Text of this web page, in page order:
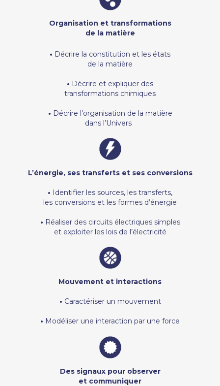
Organisation et transformations
de la matière
• Décrire la constitution et les états
de la matière
• Décrire et expliquer des
transformations chimiques
• Décrire l’organisation de la matière
dans l’Univers
L’énergie, ses transferts et ses conversions
• Identifier les sources, les transferts,
les conversions et les formes d’énergie
• Réaliser des circuits électriques simples
et exploiter les lois de l’électricité
Mouvement et interactions
• Caractériser un mouvement
• Modéliser une interaction par une force
Des signaux pour observer
et communiquer